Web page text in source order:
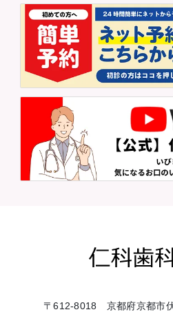
〒612-8018 京都府京都市